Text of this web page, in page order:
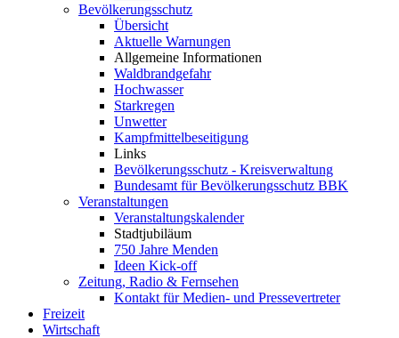
Bevölkerungsschutz
Übersicht
Aktuelle Warnungen
Allgemeine Informationen
Waldbrandgefahr
Hochwasser
Starkregen
Unwetter
Kampfmittelbeseitigung
Links
Bevölkerungsschutz - Kreisverwaltung
Bundesamt für Bevölkerungsschutz BBK
Veranstaltungen
Veranstaltungskalender
Stadtjubiläum
750 Jahre Menden
Ideen Kick-off
Zeitung, Radio & Fernsehen
Kontakt für Medien- und Pressevertreter
Freizeit
Wirtschaft